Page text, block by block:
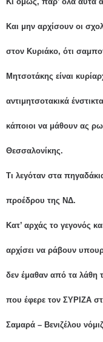
Και μην αρχίσουν οι
στον Κυριάκο, ότι
Μητσοτάκης είναι
αντιμητσοτακικά
κάποιοι να μάθουν ας
Θεσσαλονίκης.
Τι λεγόταν στα
προέδρου της ΝΔ.
Κατ’ αρχάς το γεγονός
αρχίσει να ράβουν
δεν έμαθαν από τα λάθη
που έφερε τον ΣΥΡΙΖΑ
Σαμαρά – Βενιζέλου